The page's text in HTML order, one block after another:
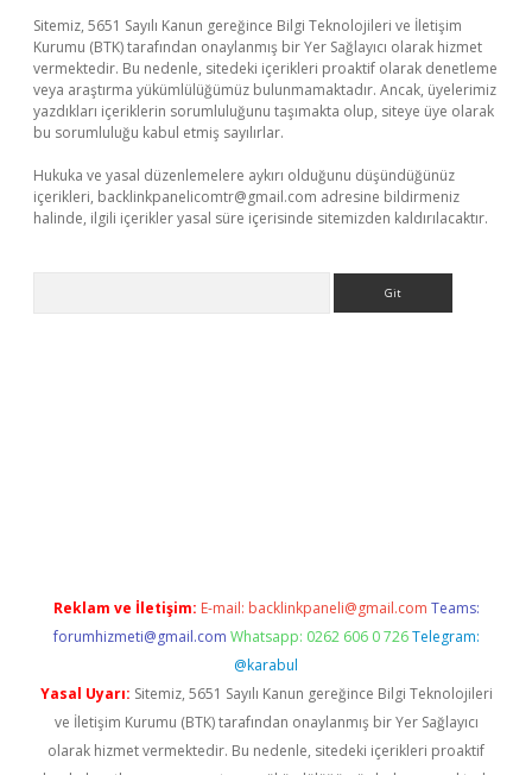
Sitemiz, 5651 Sayılı Kanun gereğince Bilgi Teknolojileri ve İletişim
Kurumu (BTK) tarafından onaylanmış bir Yer Sağlayıcı olarak hizmet
vermektedir. Bu nedenle, sitedeki içerikleri proaktif olarak denetleme
veya araştırma yükümlülüğümüz bulunmamaktadır. Ancak, üyelerimiz
yazdıkları içeriklerin sorumluluğunu taşımakta olup, siteye üye olarak
bu sorumluluğu kabul etmiş sayılırlar.
Hukuka ve yasal düzenlemelere aykırı olduğunu düşündüğünüz
içerikleri, backlinkpanelicomtr@gmail.com adresine bildirmeniz
halinde, ilgili içerikler yasal süre içerisinde sitemizden kaldırılacaktır.
Reklam ve İletişim: E-mail: backlinkpaneli@gmail.com Teams:
forumhizmeti@gmail.com Whatsapp: 0262 606 0 726 Telegram:
@karabul
Yasal Uyarı: Sitemiz, 5651 Sayılı Kanun gereğince Bilgi Teknolojileri
ve İletişim Kurumu (BTK) tarafından onaylanmış bir Yer Sağlayıcı
olarak hizmet vermektedir. Bu nedenle, sitedeki içerikleri proaktif